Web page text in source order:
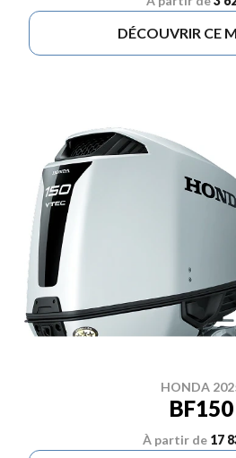
DÉCOUVRIR CE
HONDA
BF150
À partir de 17